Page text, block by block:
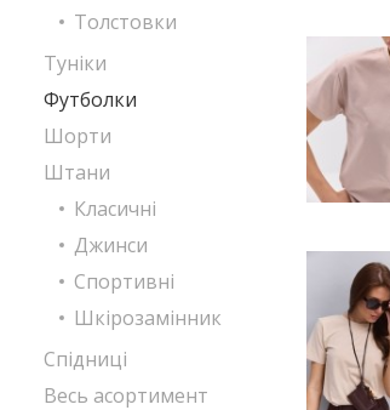
Толстовки
Туніки
Футболки
Шорти
Штани
Класичні
Джинси
Спортивні
Шкірозамінник
Спідниці
Весь асортимент